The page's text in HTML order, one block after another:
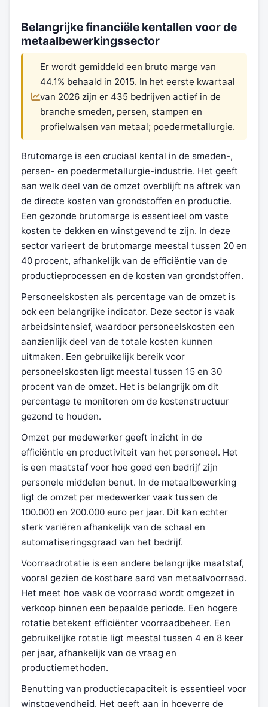
Belangrijke financiële kentallen voor de
metaalbewerkingssector
Er wordt gemiddeld een bruto marge van
44.1% behaald in 2015. In het eerste kwartaal
van 2026 zijn er 435 bedrijven actief in de
branche smeden, persen, stampen en
profielwalsen van metaal; poedermetallurgie.
Brutomarge is een cruciaal kental in de smeden-,
persen- en poedermetallurgie-industrie. Het geeft
aan welk deel van de omzet overblijft na aftrek van
de directe kosten van grondstoffen en productie.
Een gezonde brutomarge is essentieel om vaste
kosten te dekken en winstgevend te zijn. In deze
sector varieert de brutomarge meestal tussen 20 en
40 procent, afhankelijk van de efficiëntie van de
productieprocessen en de kosten van grondstoffen.
Personeelskosten als percentage van de omzet is
ook een belangrijke indicator. Deze sector is vaak
arbeidsintensief, waardoor personeelskosten een
aanzienlijk deel van de totale kosten kunnen
uitmaken. Een gebruikelijk bereik voor
personeelskosten ligt meestal tussen 15 en 30
procent van de omzet. Het is belangrijk om dit
percentage te monitoren om de kostenstructuur
gezond te houden.
Omzet per medewerker geeft inzicht in de
efficiëntie en productiviteit van het personeel. Het
is een maatstaf voor hoe goed een bedrijf zijn
personele middelen benut. In de metaalbewerking
ligt de omzet per medewerker vaak tussen de
100.000 en 200.000 euro per jaar. Dit kan echter
sterk variëren afhankelijk van de schaal en
automatiseringsgraad van het bedrijf.
Voorraadrotatie is een andere belangrijke maatstaf,
vooral gezien de kostbare aard van metaalvoorraad.
Het meet hoe vaak de voorraad wordt omgezet in
verkoop binnen een bepaalde periode. Een hogere
rotatie betekent efficiënter voorraadbeheer. Een
gebruikelijke rotatie ligt meestal tussen 4 en 8 keer
per jaar, afhankelijk van de vraag en
productiemethoden.
Benutting van productiecapaciteit is essentieel voor
winstgevendheid. Het geeft aan in hoeverre de